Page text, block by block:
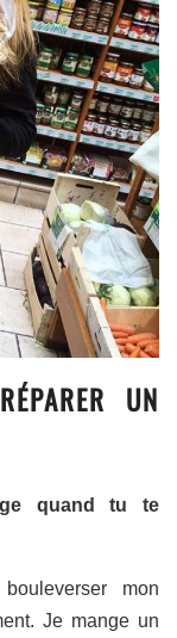
UN
quand tu te
mon
Je mange un